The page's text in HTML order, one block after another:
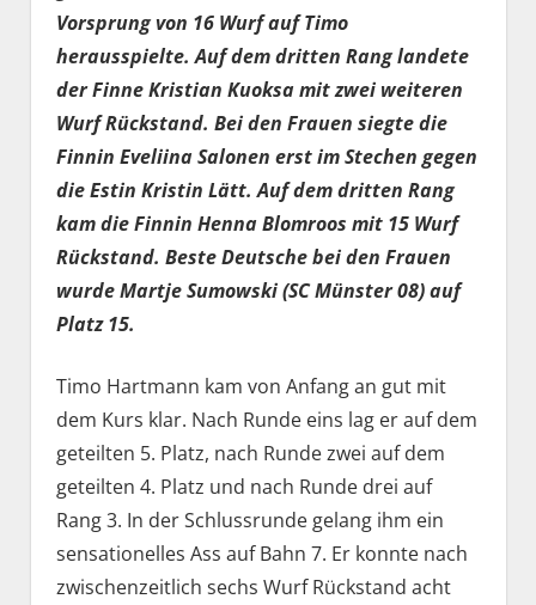
Vorsprung von 16 Wurf auf Timo
herausspielte. Auf dem dritten Rang landete
der Finne Kristian Kuoksa mit zwei weiteren
Wurf Rückstand. Bei den Frauen siegte die
Finnin Eveliina Salonen erst im Stechen gegen
die Estin Kristin Lätt. Auf dem dritten Rang
kam die Finnin Henna Blomroos mit 15 Wurf
Rückstand. Beste Deutsche bei den Frauen
wurde Martje Sumowski (SC Münster 08) auf
Platz 15.
Timo Hartmann kam von Anfang an gut mit
dem Kurs klar. Nach Runde eins lag er auf dem
geteilten 5. Platz, nach Runde zwei auf dem
geteilten 4. Platz und nach Runde drei auf
Rang 3. In der Schlussrunde gelang ihm ein
sensationelles Ass auf Bahn 7. Er konnte nach
zwischenzeitlich sechs Wurf Rückstand acht